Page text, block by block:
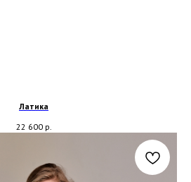
Латика
22 600 р.